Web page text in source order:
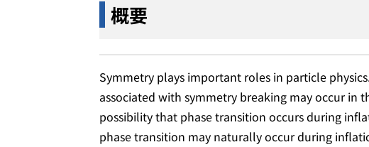
概要
Symmetry plays important roles in particle
associated with symmetry breaking may occur in
possibility that phase transition occurs during
phase transition may naturally occur during